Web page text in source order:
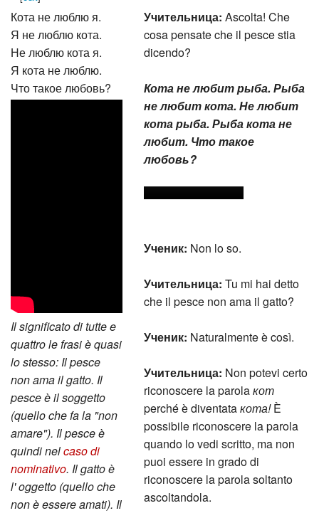
Кота не люблю я.
Я не люблю кота.
Не люблю кота я.
Я кота не люблю.
Что такое любовь?
Il significato di tutte e
quattro le frasi è quasi
lo stesso: Il pesce
non ama il gatto. Il
pesce è il soggetto
(quello che fa la "non
amare"). Il pesce è
quindi nelcaso di
nominativo . Il gatto è
l' oggetto (quello che
non è essere amati). Il
Учительница: Ascolta! Che
cosa pensate che il pesce stia
dicendo?
Кота не любит рыба. Рыба
не любит кота. Не любит
кота рыба. Рыба кота не
любит. Что такое
любовь?
Ученик: Non lo so.
Учительница: Tu mi hai detto
che il pesce non ama il gatto?
Ученик: Naturalmente è così.
Учительница: Non potevi certo
riconoscere la parola кот
perché è diventata кота!È
possibile riconoscere la parola
quando lo vedi scritto, ma non
puoi essere in grado di
riconoscere la parola soltanto
ascoltandola.